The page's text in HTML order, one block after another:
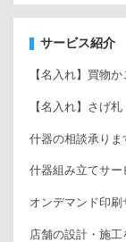
サービス紹介
【名入れ】買物か
【名入れ】さげ札
什器の相談承りま
什器組み立てサー
オンデマンド印刷
店舗の設計・施